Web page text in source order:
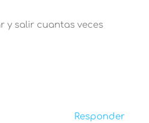
y salir cuantas veces
Responder